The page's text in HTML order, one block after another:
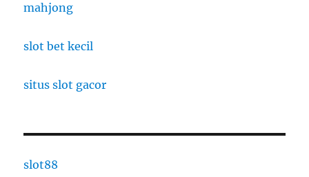
mahjong
slot bet kecil
situs slot gacor
slot88